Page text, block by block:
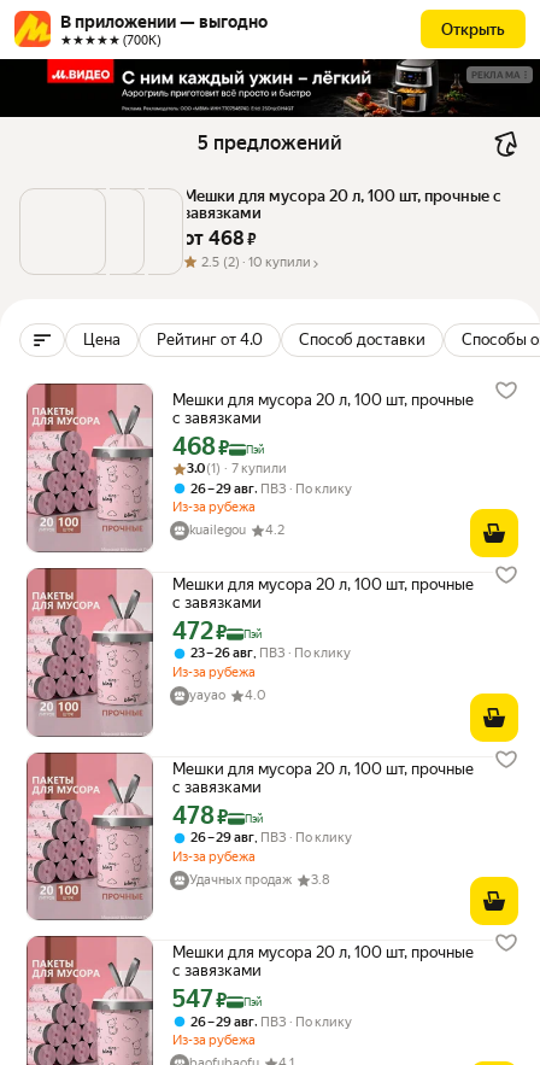
В приложении — выгодно
★★★★★ (700К)
Открыть
РЕКЛАМА
5 предложений
Мешки для мусора 20 л, 100 шт, прочные с
завязками
от 468 ₽
2.5 (2) · 10 купили
Цена Рейтинг от 4.0 Способ доставки Способы
Мешки для мусора 20 л, 100 шт, прочные
с завязками
Цена с картой Яндекс Пэй 468 ₽ вместо
468₽ Пэй
Рейтинг товара: 3.0 из 5
Оценок: (1) · 7 купили
3.0(1) · 7 купили
26 – 29 авг, ПВЗ
По клику
Из-за рубежа
kuailegou
4.2
Мешки для мусора 20 л, 100 шт, прочные
с завязками
Цена с картой Яндекс Пэй 472 ₽ вместо
472₽ Пэй
23 – 26 авг, ПВЗ
По клику
Из-за рубежа
yayao
4.0
Мешки для мусора 20 л, 100 шт, прочные
с завязками
Цена с картой Яндекс Пэй 478 ₽ вместо
478₽ Пэй
26 – 29 авг ПВЗ
По клику
Из-за рубежа
Удачных продаж
3.8
Мешки для мусора 20 л, 100 шт, прочные
с завязками
Цена с картой Яндекс Пэй 547 ₽ вместо
547₽ Пэй
26 – 29 авг, ПВЗ
По клику
Из-за рубежа